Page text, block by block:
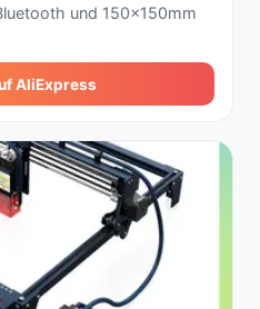
und 150x150mm
AliExpress